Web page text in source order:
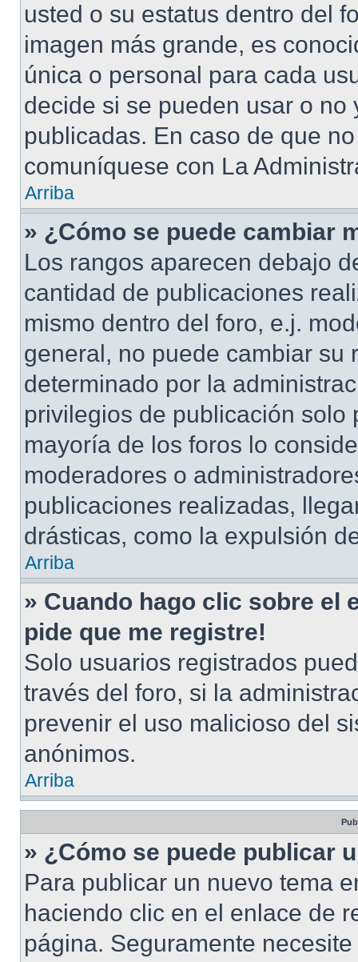
usted o su estatus dentro del
imagen más grande, es
única o personal para cada
decide si se pueden usar o
publicadas. En caso de que
comuníquese con La
Arriba
» ¿Cómo se puede cambiar
Los rangos aparecen debajo
cantidad de publicaciones
mismo dentro del foro, e.j.
general, no puede cambiar su
determinado por la
privilegios de publicación solo
mayoría de los foros lo
moderadores o
publicaciones realizadas,
drásticas, como la expulsión
Arriba
» Cuando hago clic sobre el
pide que me registre!
Solo usuarios registrados
través del foro, si la
prevenir el uso malicioso del
anónimos.
Arriba
» ¿Cómo se puede publicar
Para publicar un nuevo tema
haciendo clic en el enlace de
página. Seguramente